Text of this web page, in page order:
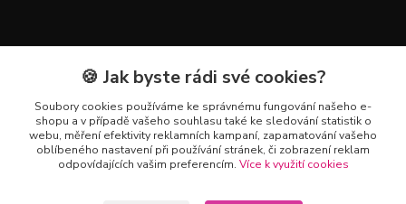
Kontakty
+420 602 223 614
info@zahradnictvipetro.cz
🍪 Jak byste rádi své cookies?
Soubory cookies používáme ke správnému fungování našeho e-
shopu a v případě vašeho souhlasu také ke sledování statistik o
webu, měření efektivity reklamních kampaní, zapamatování vašeho
oblíbeného nastavení při používání stránek, či zobrazení reklam
odpovídajících vašim preferencím. Více k využití cookies